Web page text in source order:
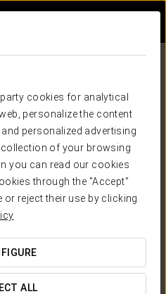
cookies for analytical
personalize the content
personalized advertising
of your browsing
you can read our cookies
through the "Accept"
reject their use by clicking
ALL
Hotels
Living!
ПУТЕШЕСТВИЯ